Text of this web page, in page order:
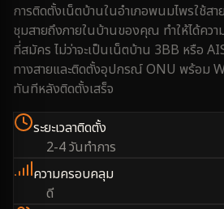
การติดตั้งเน็ตบ้านในอำเภอพนมไพรใช้ส
ชุมสายถึงภายในบ้านของคุณ ทำให้ได้คว
ที่สมัคร ไม่ว่าจะเป็นเน็ตบ้าน 3BB หรือ
ทางสายและติดตั้งอุปกรณ์ ONU พร้อม
ทันทีหลังติดตั้งเสร็จ
ระยะเวลาติดตั้ง
2-4 วันทำการ
ความครอบคลุม
ดี